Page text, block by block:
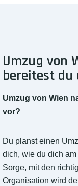
Umzug von
bereitest du
Umzug von Wien
vor?
Du planst einen
dich, wie du dich
Sorge, mit den
Organisation wird